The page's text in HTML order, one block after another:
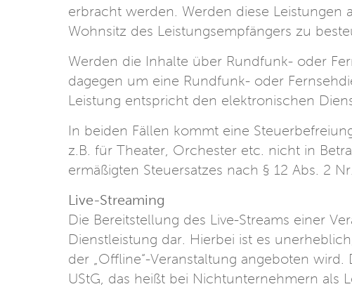
erbracht werden. Werden diese
Wohnsitz des Leistungsempfängers zu
Werden die Inhalte über Rundfunk- oder
dagegen um eine Rundfunk- oder
Leistung entspricht den elektronischen
In beiden Fällen kommt eine
z.B. für Theater, Orchester etc. nicht in
ermäßigten Steuersatzes nach § 12 Abs. 2
Live-Streaming
Die Bereitstellung des Live-Streams einer
Dienstleistung dar. Hierbei ist es
der „Offline“-Veranstaltung angeboten
UStG, das heißt bei Nichtunternehmern als